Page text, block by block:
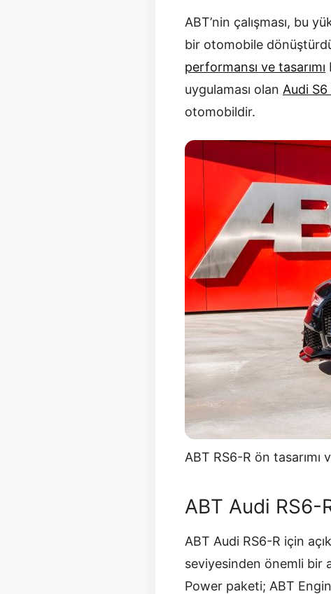
ABT’nin çalışması, bu
bir otomobile
performansı ve tasarımı
uygulaması olan Audi
otomobildir.
ABT RS6-R ön
ABT Audi RS6-
ABT Audi RS6-R için
seviyesinden önemli bir
Power paketi; ABT